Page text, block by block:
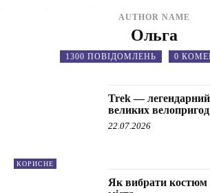
AUTHOR NAME
Ольга
1300 ПОВІДОМЛЕНЬ 0
КОРИСНЕ
Trek —
великих велопригод
22.07.2026
Як вибрати костюм